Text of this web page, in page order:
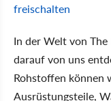
freischalten
In der Welt von
darauf von uns
Rohstoffen können
Ausrüstungsteile,